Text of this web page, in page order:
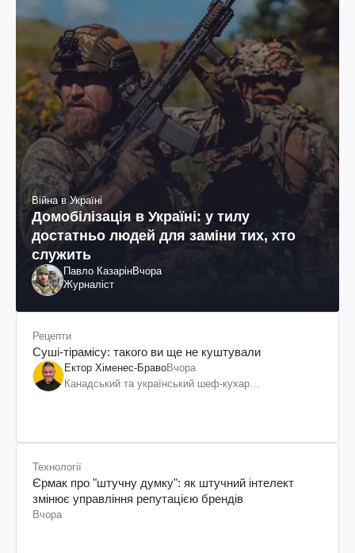
Війна в Україні
Домобілізація в Україні: у тилу
достатньо людей для заміни тих, хто
служить
Павло КазарінВчора
Журналіст
Рецепти
Суші-тірамісу: такого ви ще не куштували
Ектор Хіменес-БравоВчора
Канадський та український шеф-кухар
Технології
Єрмак про "штучну думку": як штучний інтелект
змінює управління репутацією брендів
Вчора